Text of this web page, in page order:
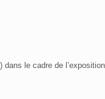
le cadre de l’exposition